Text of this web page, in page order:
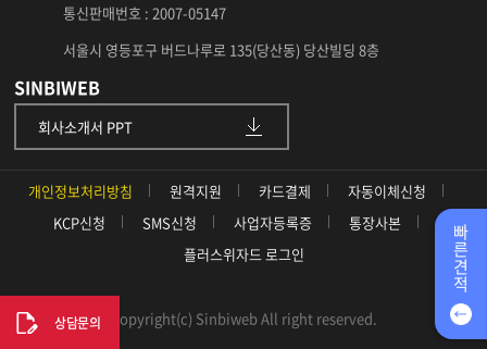
빠
른
견
적
상담문의
통신판매번호 : 2007-05147
서울시 영등포구 버드나루로 135(당산동) 당산빌딩 8층
SINBIWEB
회사소개서 PPT
개인정보처리방침 원격지원 카드결제
자동이체신청
KCP신청
SMS신청 사업자등록증
통장사본
플러스위자드 로그인
Copyright(c) Sinbiweb All right reserved.